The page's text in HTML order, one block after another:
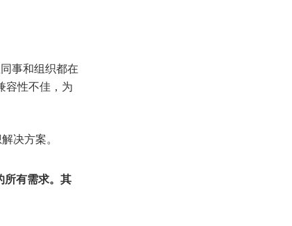
事和组织都在
容性不佳，为
决方案。
所有需求。其